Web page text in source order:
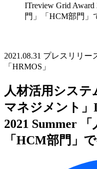
ITreview Grid
門」「HCM部門」
2021.08.31 プレスリリー
「HRMOS」
人材活用システ
マネジメント」
2021 Summer
「HCM部門」